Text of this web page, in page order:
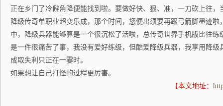
正在乡门了冷僻角降便能找到啦。要做好快、狠、准，一刀砍上往
降级传奇单职业超变乐成，那个时间，您便出须要再跟弓箭脚墨迹
中，降级兵器能够算是一个很沉松了活啦，总传奇世界手机版比往
是一件很痛苦了事，我没有爱好练级，但酷爱降级兵器，我享用降
成取失利只正在一霎时。
如果想让自己打怪的过程更厉害。
【本文地址：